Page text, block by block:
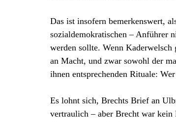
Das ist insofern bemerkenswert,
sozialdemokratischen – Anführer
werden sollte. Wenn
an Macht, und zwar sowohl der
ihnen entsprechenden Rituale:
Es lohnt sich, Brechts Brief an
vertraulich – aber Brecht war kein